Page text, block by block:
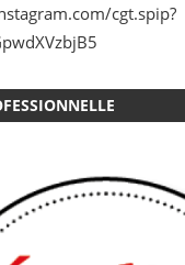
cgt.spip?